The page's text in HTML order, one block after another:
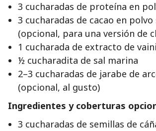
3 cucharadas de proteína en
3 cucharadas de cacao en
(opcional, para una versión de
1 cucharada de extracto de
½ cucharadita de sal marina
2–3 cucharadas de jarabe de
(opcional, al gusto)
Ingredientes y coberturas
3 cucharadas de semillas de